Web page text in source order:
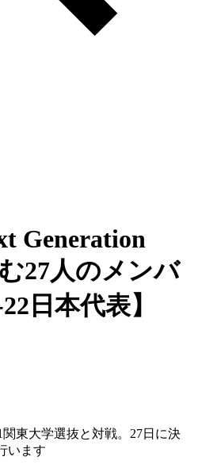
Generation
27人のメンバ
日本代表】
東大学選抜と対戦。27日に決
います